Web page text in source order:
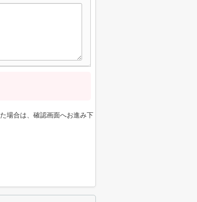
場合は、確認画面へお進み下